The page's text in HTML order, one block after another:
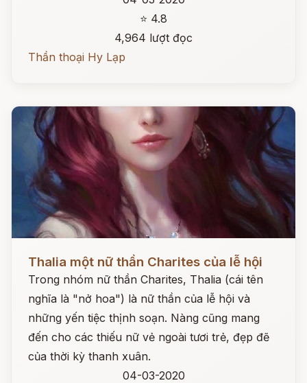
⭐ 4.8
4,964 lượt đọc
Thần thoại Hy Lạp
Thalia một nữ thần Charites của lễ hội
Trong nhóm nữ thần Charites, Thalia (cái tên
nghĩa là "nở hoa") là nữ thần của lễ hội và
những yến tiệc thịnh soạn. Nàng cũng mang
đến cho các thiếu nữ vẻ ngoài tươi trẻ, đẹp đẽ
của thời kỳ thanh xuân.
04-03-2020